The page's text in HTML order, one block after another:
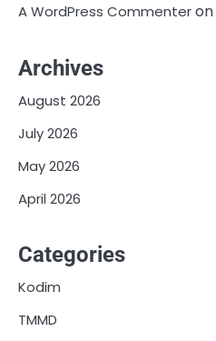
A WordPress Commenteron
Archives
August 2026
July 2026
May 2026
April 2026
Categories
Kodim
TMMD